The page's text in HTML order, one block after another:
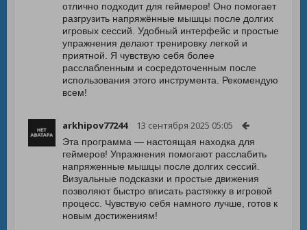
отлично подходит для геймеров! Оно помогает
разгрузить напряжённые мышцы после долгих
игровых сессий. Удобный интерфейс и простые
упражнения делают тренировку легкой и
приятной. Я чувствую себя более
расслабленным и сосредоточенным после
использования этого инструмента. Рекомендую
всем!
arkhipov77244 13 сентября 2025 05:05
Эта программа — настоящая находка для
геймеров! Упражнения помогают расслабить
напряженные мышцы после долгих сессий.
Визуальные подсказки и простые движения
позволяют быстро вписать растяжку в игровой
процесс. Чувствую себя намного лучше, готов к
новым достижениям!